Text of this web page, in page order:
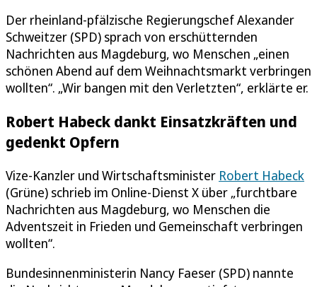
Der rheinland-pfälzische Regierungschef Alexander
Schweitzer (SPD) sprach von erschütternden
Nachrichten aus Magdeburg, wo Menschen „einen
schönen Abend auf dem Weihnachtsmarkt verbringen
wollten“. „Wir bangen mit den Verletzten“, erklärte er.
Robert Habeck dankt Einsatzkräften und
gedenkt Opfern
Vize-Kanzler und Wirtschaftsminister Robert Habeck
(Grüne) schrieb im Online-Dienst X über „furchtbare
Nachrichten aus Magdeburg, wo Menschen die
Adventszeit in Frieden und Gemeinschaft verbringen
wollten“.
Bundesinnenministerin Nancy Faeser (SPD) nannte